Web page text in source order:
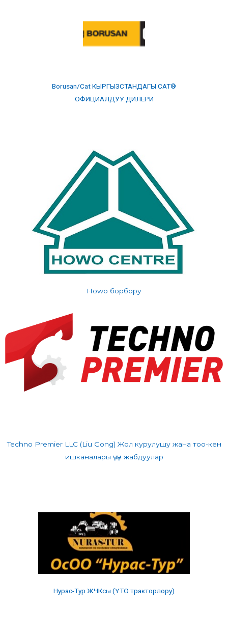
Borusan/Cat КЫРГЫЗСТАНДАГЫ CAT®
ОФИЦИАЛДУУ ДИЛЕРИ
Howo борбору
Techno Premier LLC (Liu Gong) Жол курулушу жана тоо-кен
ишканалары үчүн жабдуулар
Нурас-Тур ЖЧКсы (YTO тракторлору)